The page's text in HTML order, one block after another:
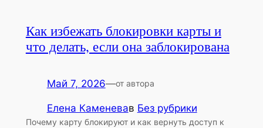
Как избежать блокировки карты и
что делать, если она заблокирована
Май 7, 2026—от автора
Елена Каменевав Без рубрики
Почему карту блокируют и как вернуть доступ к